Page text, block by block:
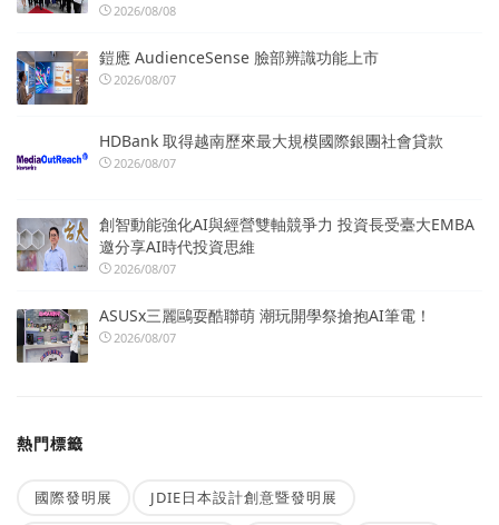
2026/08/08
鎧應 AudienceSense 臉部辨識功能上市
2026/08/07
HDBank 取得越南歷來最大規模國際銀團社會貸款
2026/08/07
創智動能強化AI與經營雙軸競爭力 投資長受臺大EMBA
邀分享AI時代投資思維
2026/08/07
ASUSx三麗鷗耍酷聯萌 潮玩開學祭搶抱AI筆電！
2026/08/07
熱門標籤
國際發明展 JDIE日本設計創意暨發明展